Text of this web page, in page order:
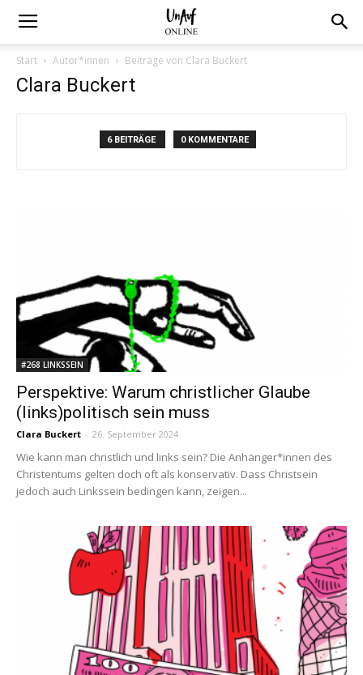
Start Autor*innen Beiträge von Clara Buckert
Clara Buckert
6 BEITRÄGE 0 KOMMENTARE
#268 LINKSSEIN
Perspektive: Warum christlicher Glaube
(links)politisch sein muss
Clara Buckert - 26. September 2024
Wie kann man christlich und links sein? Die Anhänger*innen des
Christentums gelten doch oft als konservativ. Dass Christsein
jedoch auch Linkssein bedingen kann, zeigen...